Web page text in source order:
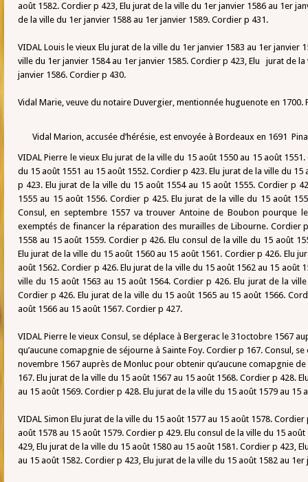
août 1582. Cordier p 423, Elu jurat de la ville du 1er janvier 1586 au 1er
de la ville du 1er janvier 1588 au 1er janvier 1589. Cordier p 431.
VIDAL Louis le vieux Elu jurat de la ville du 1er janvier 1583 au 1er janvier
ville du 1er janvier 1584 au 1er janvier 1585. Cordier p 423, Elu jurat de
janvier 1586. Cordier p 430.
Vidal Marie, veuve du notaire Duvergier, mentionnée huguenote en 1700.
Vidal Marion, accusée d’hérésie, est envoyée à Bordeaux en 1691
VIDAL Pierre le vieux Elu jurat de la ville du 15 août 1550 au 15 août
du 15 août 1551 au 15 août 1552. Cordier p 423. Elu jurat de la ville du
p 423. Elu jurat de la ville du 15 août 1554 au 15 août 1555. Cordier p
1555 au 15 août 1556. Cordier p 425. Elu jurat de la ville du 15 août
Consul, en septembre 1557 va trouver Antoine de Boubon pourque
exemptés de financer la réparation des murailles de Libourne. Cordier
1558 au 15 août 1559. Cordier p 426. Elu consul de la ville du 15 août
Elu jurat de la ville du 15 août 1560 au 15 août 1561. Cordier p 426. Elu
août 1562. Cordier p 426. Elu jurat de la ville du 15 août 1562 au 15 août
ville du 15 août 1563 au 15 août 1564. Cordier p 426. Elu jurat de la
Cordier p 426. Elu jurat de la ville du 15 août 1565 au 15 août 1566.
août 1566 au 15 août 1567. Cordier p 427.
VIDAL Pierre le vieux Consul, se déplace à Bergerac le 31octobre 1567
qu’aucune comapgnie de séjourne à Sainte Foy. Cordier p 167. Consul,
novembre 1567 auprès de Monluc pour obtenir qu’aucune comapgnie
167. Elu jurat de la ville du 15 août 1567 au 15 août 1568. Cordier p 428.
au 15 août 1569. Cordier p 428. Elu jurat de la ville du 15 août 1579 au 15
VIDAL Simon Elu jurat de la ville du 15 août 1577 au 15 août 1578.
août 1578 au 15 août 1579. Cordier p 429. Elu consul de la ville du 15
429, Elu jurat de la ville du 15 août 1580 au 15 août 1581. Cordier p 423,
au 15 août 1582. Cordier p 423, Elu jurat de la ville du 15 août 1582 au